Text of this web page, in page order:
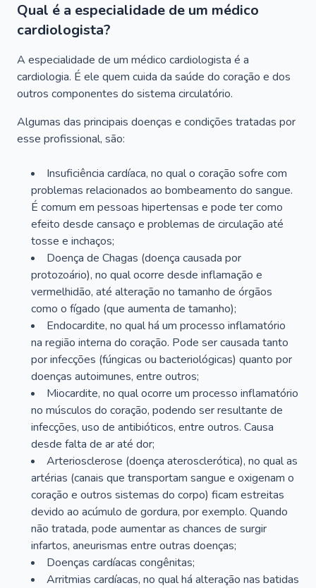
Qual é a especialidade de um médico
cardiologista?
A especialidade de um médico cardiologista é a
cardiologia. É ele quem cuida da saúde do coração e dos
outros componentes do sistema circulatório.
Algumas das principais doenças e condições tratadas por
esse profissional, são:
Insuficiência cardíaca, no qual o coração sofre com
problemas relacionados ao bombeamento do sangue.
É comum em pessoas hipertensas e pode ter como
efeito desde cansaço e problemas de circulação até
tosse e inchaços;
Doença de Chagas (doença causada por
protozoário), no qual ocorre desde inflamação e
vermelhidão, até alteração no tamanho de órgãos
como o fígado (que aumenta de tamanho);
Endocardite, no qual há um processo inflamatório
na região interna do coração. Pode ser causada tanto
por infecções (fúngicas ou bacteriológicas) quanto por
doenças autoimunes, entre outros;
Miocardite, no qual ocorre um processo inflamatório
no músculos do coração, podendo ser resultante de
infecções, uso de antibióticos, entre outros. Causa
desde falta de ar até dor;
Arteriosclerose (doença aterosclerótica), no qual as
artérias (canais que transportam sangue e oxigenam o
coração e outros sistemas do corpo) ficam estreitas
devido ao acúmulo de gordura, por exemplo. Quando
não tratada, pode aumentar as chances de surgir
infartos, aneurismas entre outras doenças;
Doenças cardíacas congênitas;
Arritmias cardíacas, no qual há alteração nas batidas